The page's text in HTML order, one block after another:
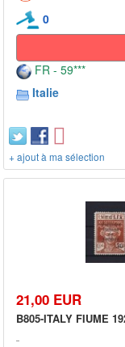
0
FR - 59***
Italie
+ ajout à ma sélection
21,00 EUR
B805-ITALY FIUME